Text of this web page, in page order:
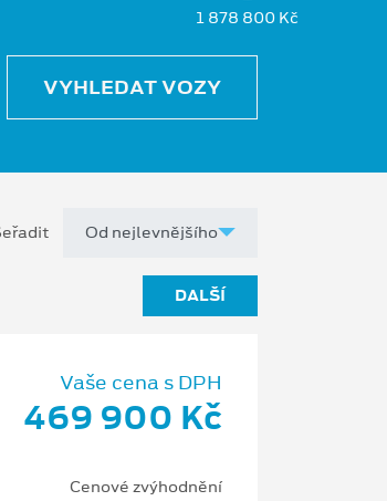
1 878 800 Kč
VYHLEDAT VOZY
DALŠÍ
Vaše cena s DPH
469 900 Kč
Cenové zvýhodnění